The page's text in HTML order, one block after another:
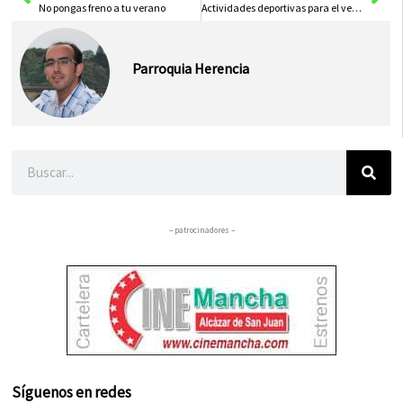
No pongas freno a tu verano Actividades deportivas para el verano
Parroquia Herencia
– patrocinadores –
Síguenos en redes